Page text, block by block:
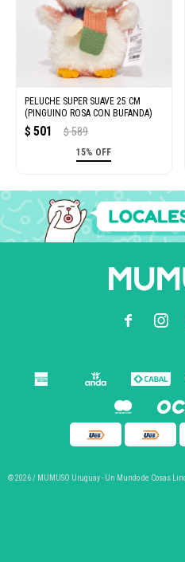
PELUCHE SUPER SUAVE 25 CM
(PINGUINO ROSA CON BUFANDA)
$ 501 $ 589
15% OFF
 
© 2026 / MUMUSO Uruguay - Un Mundo de Cosas